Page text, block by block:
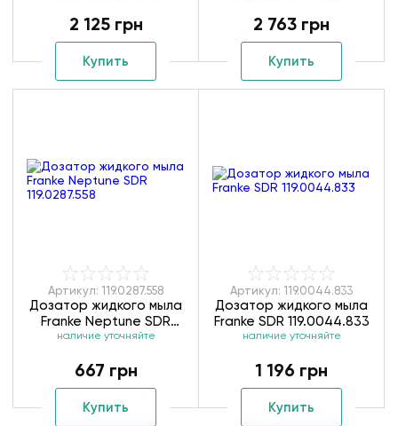
2 125 грн
Купить
2 763 грн
Купить
Артикул: 119.0287.558
Дозатор жидкого мыла
Franke Neptune SDR
119.0287.558
наличие уточняйте
667 грн
Купить
Артикул: 119.0044.833
Дозатор жидкого мыла
Franke SDR 119.0044.833
наличие уточняйте
1 196 грн
Купить